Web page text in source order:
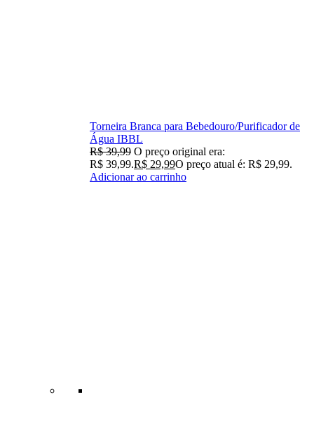
Torneira Branca para Bebedouro/Purificador de
Água IBBL
R$39,99 O preço original era:
R$ 39,99.R$ 29,99O preço atual é: R$ 29,99.
Adicionar ao carrinho